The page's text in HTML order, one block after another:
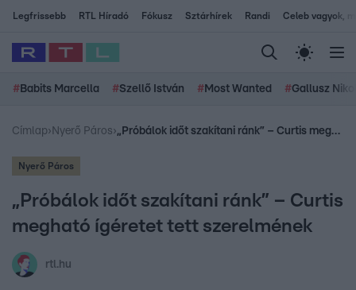
Legfrissebb RTL Híradó Fókusz Sztárhírek Randi Celeb vagyok,
# Babits Marcella #Szellő István # Most Wanted #Gallusz
Címlap› Nyerő Páros› „Próbálok időt szakítani ránk” – Curtis megható ígéretet tett szerelmének
Nyerő Páros
„Próbálok időt szakítani ránk” – Curtis
megható ígéretet tett szerelmének
rtl.hu